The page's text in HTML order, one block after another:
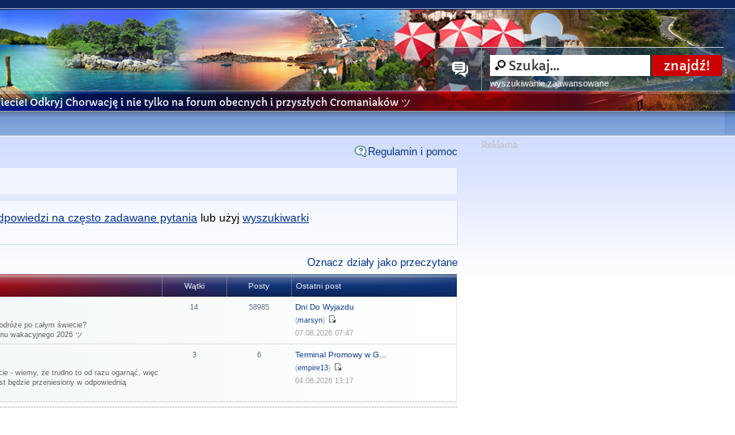
wyszukiwanie zaawansowane
Odkryj Chorwację i nie tylko na forum obecnych i przyszłych Cromaniaków ツ
Regulamin i pomoc
na często zadawane pytania lub użyj wyszukiwarki
Oznacz działy jako przeczytane
Wątki Posty Ostatni post
po całym świecie?
wakacyjnego 2026 ツ
14 58985 Dni Do Wyjazdu
(marsyn)
07.08.2026 07:47
- wiemy, że trudno to od razu ogarnąć, więc
będzie przeniesiony w odpowiednią
3 6 Terminal Promowy w G...
(empire13)
04.08.2026 13:17